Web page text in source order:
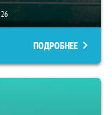
ПОДРОБНЕЕ